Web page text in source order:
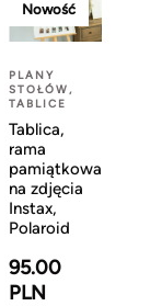
Nowość
PLANY
STOŁÓW,
TABLICE
Tablica,
rama
pamiątkowa
na zdjęcia
Instax,
Polaroid
95.00
PLN